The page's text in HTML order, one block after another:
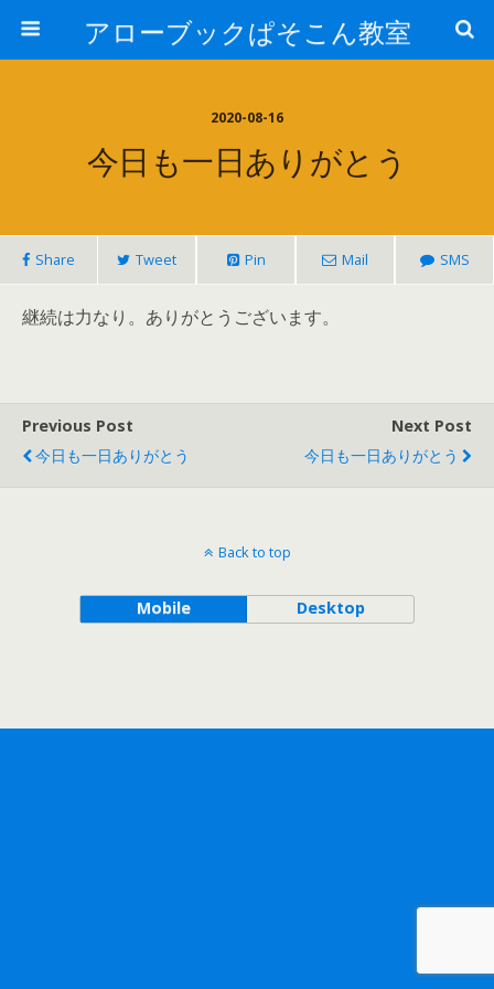
アローブックぱそこん教室
2020-08-16
今日も一日ありがとう
Share Tweet Pin Mail SMS
継続は力なり。ありがとうございます。
Previous Post
今日も一日ありがとう
Next Post
今日も一日ありがとう
Back to top
Mobile Desktop